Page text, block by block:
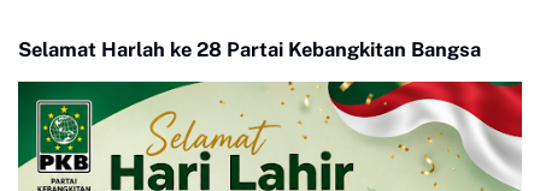
Kasok
Selamat Harlah ke 28 Partai Kebangkitan Bangsa